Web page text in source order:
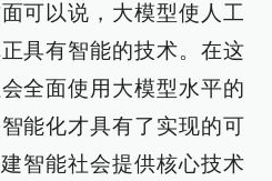
可以说，大模型使人工
具有智能的技术。在这
全面使用大模型水平的
能化才具有了实现的可
智能社会提供核心技术